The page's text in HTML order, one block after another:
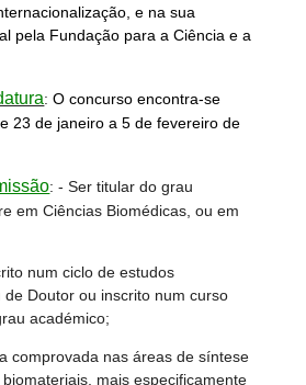
e na sua
pela Fundação para a Ciência e a
:O concurso encontra-se
23 de janeiro a 5 de fevereiro de
:- Ser titular do grau
em Ciências Biomédicas, ou em
num ciclo de estudos
Doutor ou inscrito num curso
académico;
comprovada nas áreas de síntese
mais especificamente